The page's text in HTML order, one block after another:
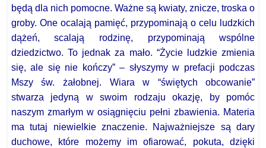
będą dla nich pomocne. Ważne są kwiaty, znicze, troska o
groby. One ocalają pamięć, przypominają o celu ludzkich
dążeń, scalają rodzinę, przypominają wspólne
dziedzictwo. To jednak za mało. “Życie ludzkie zmienia
się, ale się nie kończy” – słyszymy w prefacji podczas
Mszy św. żałobnej. Wiara w “świętych obcowanie”
stwarza jedyną w swoim rodzaju okazję, by pomóc
naszym zmarłym w osiągnięciu pełni zbawienia. Materia
ma tutaj niewielkie znaczenie. Najważniejsze są dary
duchowe, które możemy im ofiarować, pokuta, dzięki